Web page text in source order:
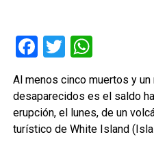
Facebook
Twitter
Al menos cinco muertos y
desaparecidos es el saldo
erupción, el lunes, de un
turístico de White Island